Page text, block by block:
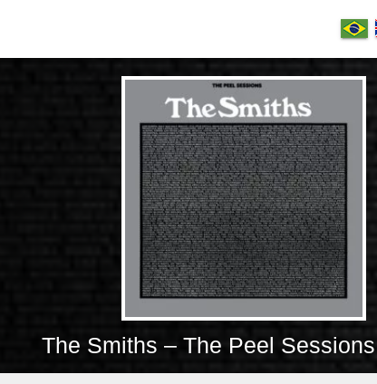
The Smiths – The Peel